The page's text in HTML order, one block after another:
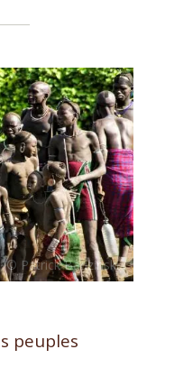
peuples